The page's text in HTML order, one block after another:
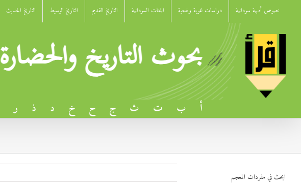
content
نصوص أدبية سودانية دراسات لغوية ولهجية اللغات السودانية التاريخ القديم التاريخ الوسيط التاريخ الحديث
أ ب ت ث ج ح خ د ذ ر
ابحث في مفردات المعجم